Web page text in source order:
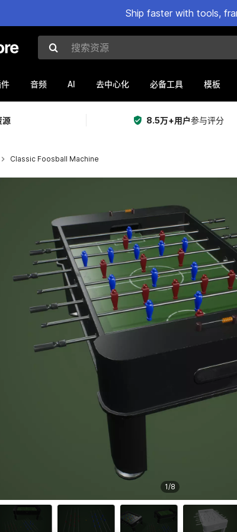
Ship faster with tools,
搜索资源
音频 AI 去中心化 必备工具 模板
源 8.5万+用户参与评分
Classic Foosball Machine
1/8